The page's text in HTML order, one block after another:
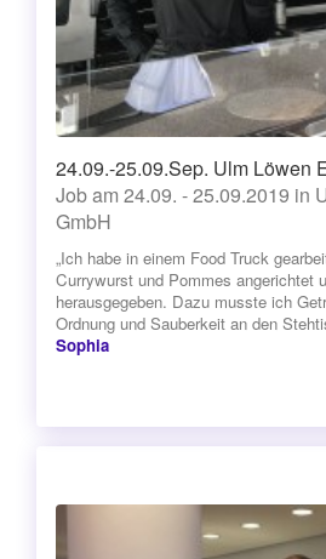
24.09.-25.09.Sep. Ulm Löwen
Job am 24.09. - 25.09.2019 in
GmbH
„Ich habe in einem Food Truck
Currywurst und Pommes angerichtet
herausgegeben. Dazu musste ich
Ordnung und Sauberkeit an den
Sophia